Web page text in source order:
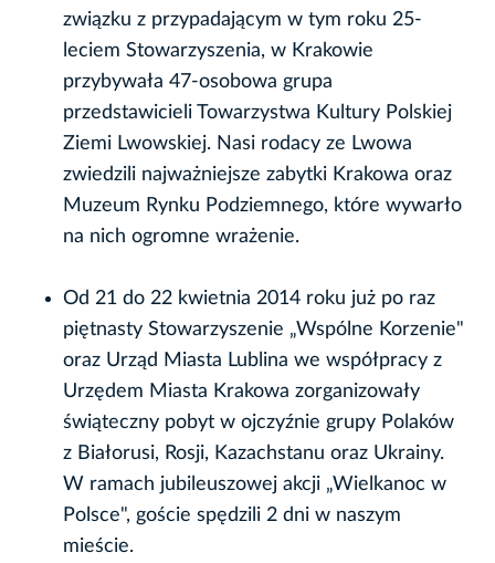
związku z przypadającym w tym roku 25-
leciem Stowarzyszenia, w Krakowie
przybywała 47-osobowa grupa
przedstawicieli Towarzystwa Kultury Polskiej
Ziemi Lwowskiej. Nasi rodacy ze Lwowa
zwiedzili najważniejsze zabytki Krakowa oraz
Muzeum Rynku Podziemnego, które wywarło
na nich ogromne wrażenie.
Od 21 do 22 kwietnia 2014 roku już po raz
piętnasty Stowarzyszenie „Wspólne Korzenie"
oraz Urząd Miasta Lublina we współpracy z
Urzędem Miasta Krakowa zorganizowały
świąteczny pobyt w ojczyźnie grupy Polaków
z Białorusi, Rosji, Kazachstanu oraz Ukrainy.
W ramach jubileuszowej akcji „Wielkanoc w
Polsce", goście spędzili 2 dni w naszym
mieście.